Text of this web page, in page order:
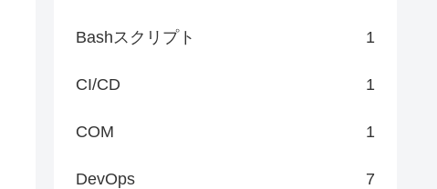
Bashスクリプト 1
CI/CD 1
COM 1
DevOps 7